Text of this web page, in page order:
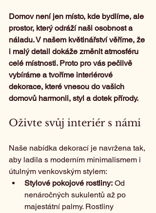
Domov není jen místo, kde bydlíme, ale
prostor, který odráží naši osobnost a
náladu. V našem květinářství věříme, že
i malý detail dokáže změnit atmosféru
celé místnosti. Proto pro vás pečlivě
vybíráme a tvoříme interiérové
dekorace, které vnesou do vašich
domovů harmonii, styl a dotek přírody.
Oživte svůj interiér s námi
Naše nabídka dekorací je navržena tak,
aby ladila s moderním minimalismem i
útulným venkovským stylem:
Stylové pokojové rostliny: Od
nenáročných sukulentů až po
majestátní palmy. Rostliny